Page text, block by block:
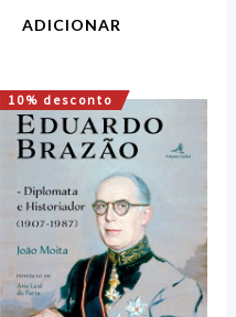
ADICIONAR
10% desconto
O
preço
original
16,00 €.
O
preço
atual
é:
14,40 €.